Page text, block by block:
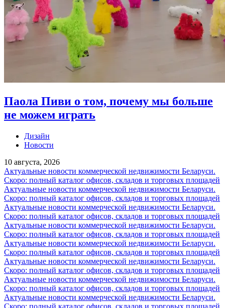
Паола Пиви о том, почему мы больше
не можем играть
Дизайн
Новости
10 августа, 2026
Актуальные новости коммерческой недвижимости Беларуси.
Скоро: полный каталог офисов, складов и торговых площадей
Актуальные новости коммерческой недвижимости Беларуси.
Скоро: полный каталог офисов, складов и торговых площадей
Актуальные новости коммерческой недвижимости Беларуси.
Скоро: полный каталог офисов, складов и торговых площадей
Актуальные новости коммерческой недвижимости Беларуси.
Скоро: полный каталог офисов, складов и торговых площадей
Актуальные новости коммерческой недвижимости Беларуси.
Скоро: полный каталог офисов, складов и торговых площадей
Актуальные новости коммерческой недвижимости Беларуси.
Скоро: полный каталог офисов, складов и торговых площадей
Актуальные новости коммерческой недвижимости Беларуси.
Скоро: полный каталог офисов, складов и торговых площадей
Актуальные новости коммерческой недвижимости Беларуси.
Скоро: полный каталог офисов, складов и торговых площадей